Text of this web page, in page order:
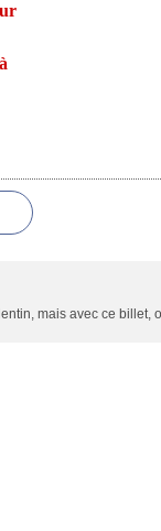
mais avec ce billet,